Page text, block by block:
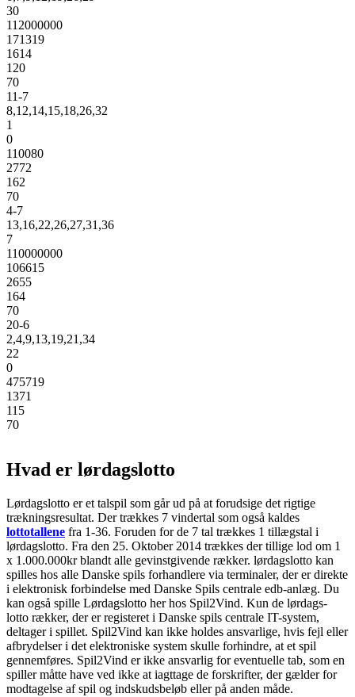
30
112000000
171319
1614
120
70
11-7
8,12,14,15,18,26,32
1
0
110080
2772
162
70
4-7
13,16,22,26,27,31,36
7
110000000
106615
2655
164
70
20-6
2,4,9,13,19,21,34
22
0
475719
1371
115
70
Hvad er lørdagslotto
Lørdagslotto er et talspil som går ud på at forudsige det rigtige
trækningsresultat. Der trækkes 7 vindertal som også kaldes
lottotallene fra 1-36. Foruden for de 7 tal trækkes 1 tillægstal i
lørdagslotto. Fra den 25. Oktober 2014 trækkes der tillige lod om 1
x 1.000.000kr blandt alle gevinstgivende rækker. lørdagslotto kan
spilles hos alle Danske spils forhandlere via terminaler, der er direkte
i elektronisk forbindelse med Danske Spils centrale edb-anlæg. Du
kan også spille Lørdagslotto her hos Spil2Vind. Kun de lørdags-
lotto rækker, der er registeret i Danske spils centrale IT-system,
deltager i spillet. Spil2Vind kan ikke holdes ansvarlige, hvis fejl eller
afbrydelser i det elektroniske system skulle forhindre, at et spil
gennemføres. Spil2Vind er ikke ansvarlig for eventuelle tab, som en
spiller måtte have ved ikke at iagttage de forskrifter, der gælder for
modtagelse af spil og indskudsbeløb eller på anden måde.